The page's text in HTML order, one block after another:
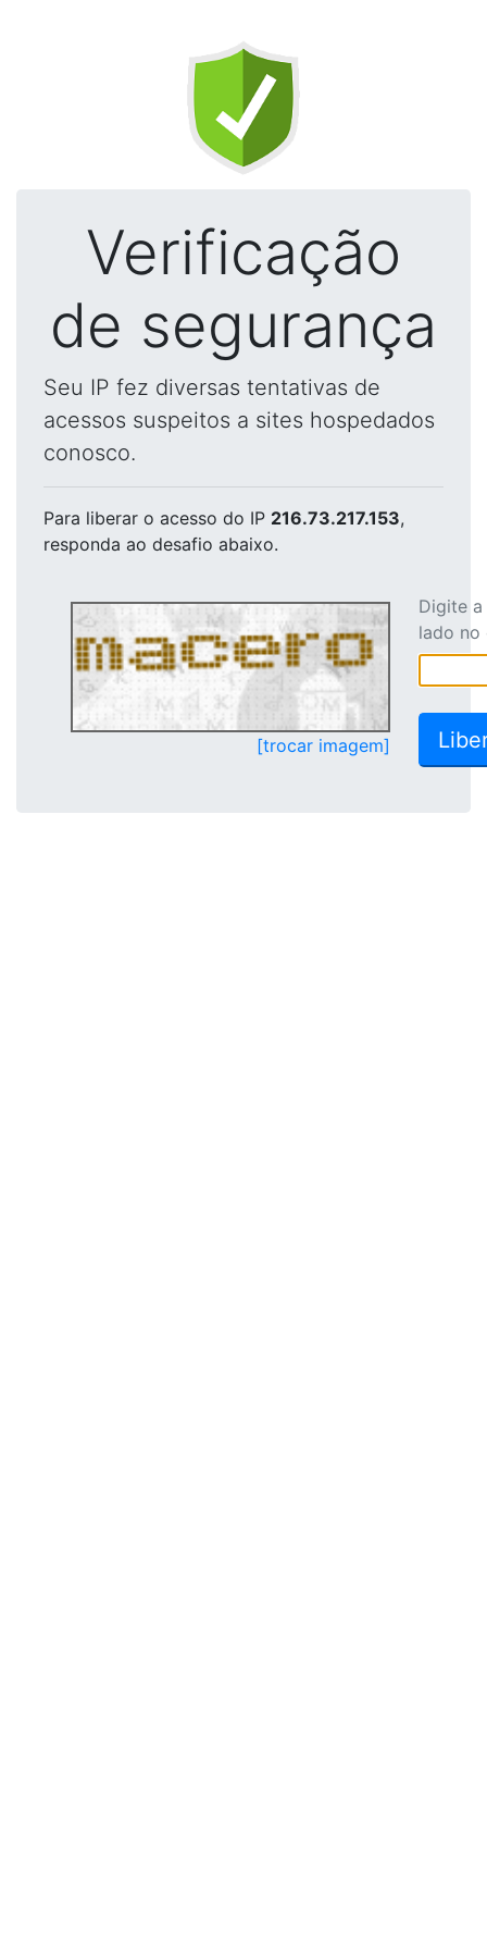
Verificação
de segurança
Seu IP fez diversas tentativas de
acessos suspeitos a sites hospedados
conosco.
Para liberar o acesso do IP 216.73.217.153,
responda ao desafio abaixo.
[trocar imagem]
Digite
lado no